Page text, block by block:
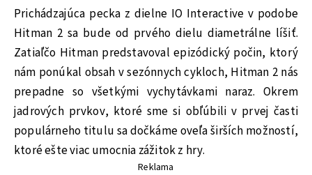
Prichádzajúca pecka z dielne IO Interactive v podobe
Hitman 2 sa bude od prvého dielu diametrálne líšiť.
Zatiaľčo Hitman predstavoval epizódický počin, ktorý
nám ponúkal obsah v sezónnych cykloch, Hitman 2 nás
prepadne so všetkými vychytávkami naraz. Okrem
jadrových prvkov, ktoré sme si obľúbili v prvej časti
populárneho titulu sa dočkáme oveľa širších možností,
ktoré ešte viac umocnia zážitok z hry.
Reklama